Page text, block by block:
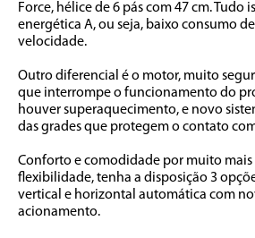
Force, hélice de 6 pás com 47 cm. Tudo
energética A, ou seja, baixo consumo
velocidade.
Outro diferencial é o motor, muito
que interrompe o funcionamento do
houver superaquecimento, e novo
das grades que protegem o contato
Conforto e comodidade por muito
flexibilidade, tenha a disposição 3
vertical e horizontal automática com
acionamento.